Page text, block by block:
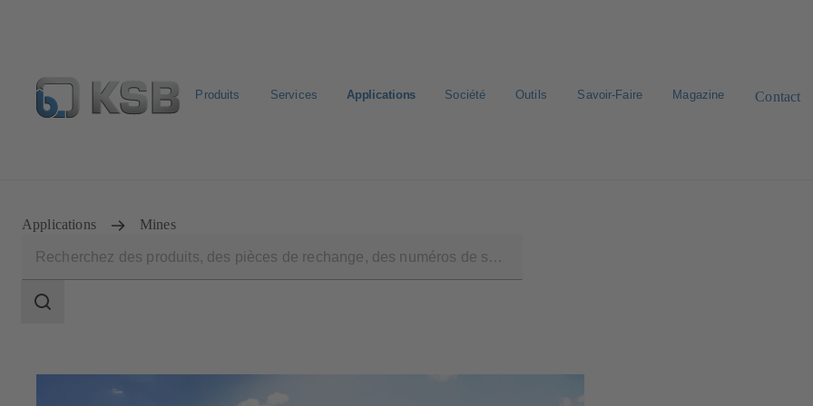
Produits Services Applications Société Outils Savoir-Faire Magazine Contact
Recherche
Applications Mines
Champ